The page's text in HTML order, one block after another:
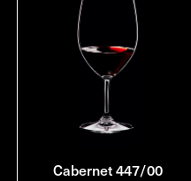
Cabernet 447/00